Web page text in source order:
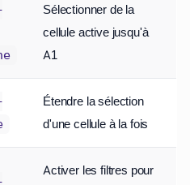
Sélectionner de la
cellule active jusqu'à
A1
Étendre la sélection
d'une cellule à la fois
Activer les filtres pour